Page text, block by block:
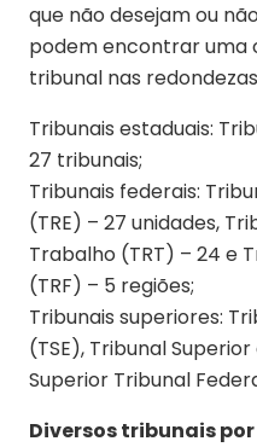
que não desejam ou
podem encontrar uma
tribunal nas
Tribunais estaduais:
27 tribunais;
Tribunais federais:
(TRE) – 27 unidades,
Trabalho (TRT) – 24 e
(TRF) – 5 regiões;
Tribunais superiores:
(TSE), Tribunal
Superior Tribunal
Diversos tribunais